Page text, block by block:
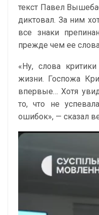
текст Павел
диктовал. За ним
все знаки
прежде чем ее
«Ну, слова
жизни. Госпожа
впервые… Хотя
то, что не
ошибок», — сказал